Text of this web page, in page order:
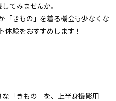
てみませんか。
「きもの」を着る機会も少なくな
体験をおすすめします！
「きもの」を、上半身撮影用